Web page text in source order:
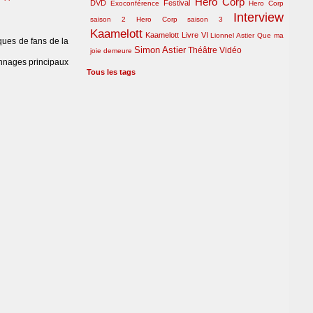
de fans de la
principaux
DVD Exoconférence Festival Hero Corp
saison 2 Hero Corp saison 3 Interview
Kaamelott Kaamelott Livre VI Lionnel Astier Que ma
joie demeure Simon Astier Théâtre Vidéo
Tous les tags